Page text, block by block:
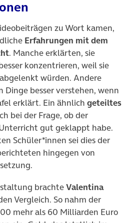
zu Wort kamen,
Erfahrungen mit dem
. Manche erklärten, sie
konzentrieren, weil sie
würden. Andere
Dinge besser verstehen, wenn
erklärt. Ein ähnlich geteiltes
bei der Frage, ob der
gut geklappt habe.
Schüler*innen sei dies der
hingegen von
brachteValentina
Vergleich. So nahm der
mehr als 60 Milliarden Euro